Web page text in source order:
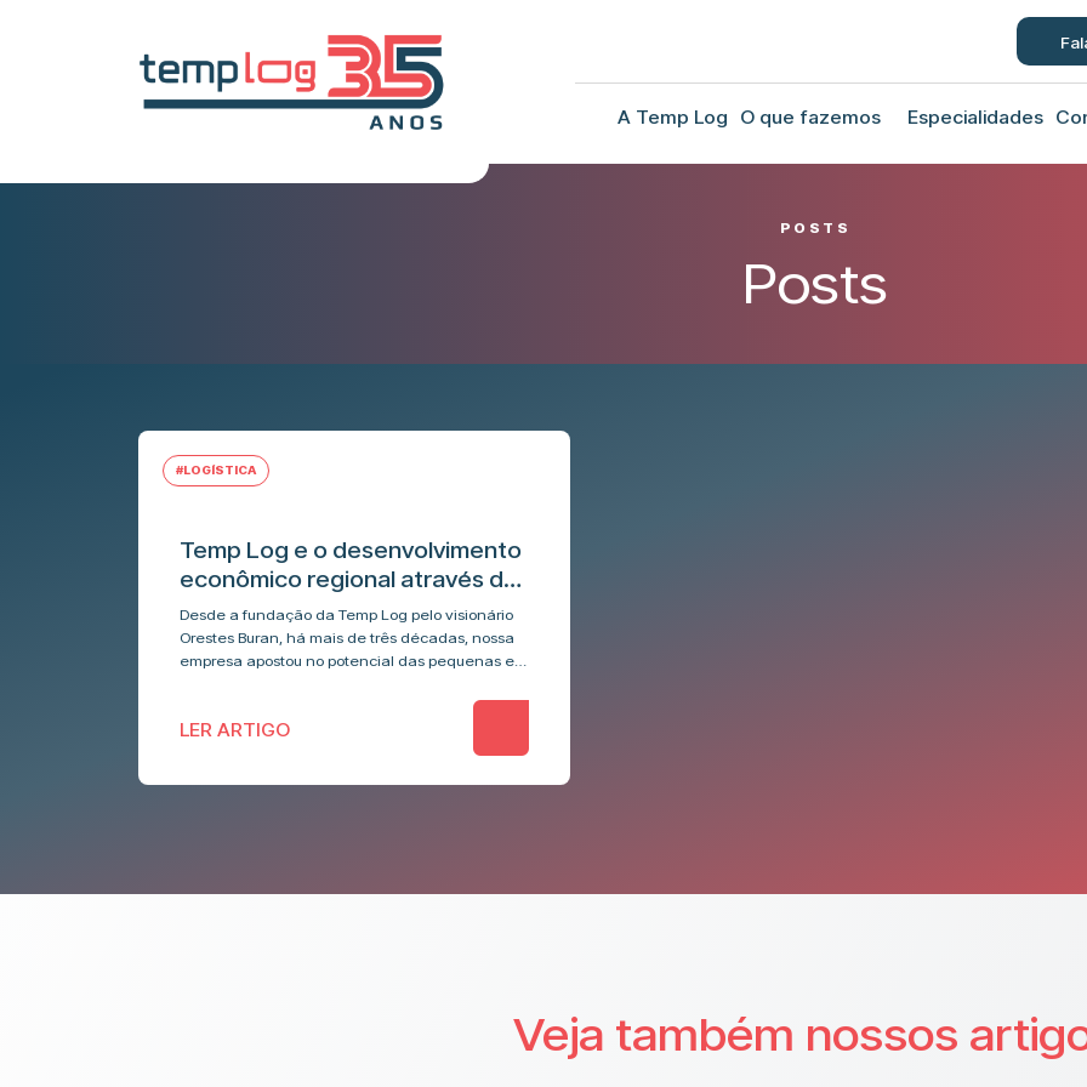
A Temp Log O que fazemos Especialidades
POSTS
Posts
#LOGÍSTICA
Temp Log e o desenvolvimento
econômico regional através da
rede de Agentes
Desde a fundação da Temp Log pelo visionário
Orestes Buran, há mais de três décadas, nossa
empresa apostou no potencial das pequenas e
LER ARTIGO
Veja também nossos